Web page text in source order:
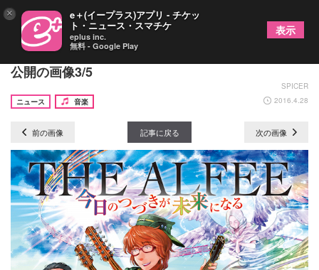
THE ALFEEがニューシングル4種のアートワークを
公開の画像3/5
SPICER
ニュース
音楽 2016.4.28
前の画像 記事に戻る 次の画像
× e＋(イープラス)アプリ - チケッ
ト・ニュース・スマチケ
eplus inc.
無料 - Google Play
表示